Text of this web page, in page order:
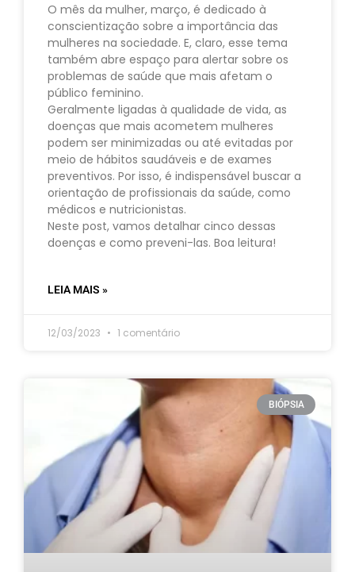
O mês da mulher, março, é dedicado à
conscientização sobre a importância das
mulheres na sociedade. E, claro, esse tema
também abre espaço para alertar sobre os
problemas de saúde que mais afetam o
público feminino.
Geralmente ligadas à qualidade de vida, as
doenças que mais acometem mulheres
podem ser minimizadas ou até evitadas por
meio de hábitos saudáveis e de exames
preventivos. Por isso, é indispensável buscar a
orientação de profissionais da saúde, como
médicos e nutricionistas.
Neste post, vamos detalhar cinco dessas
doenças e como preveni-las. Boa leitura!
LEIA MAIS »
12/03/2023 1 comentário
BIÓPSIA